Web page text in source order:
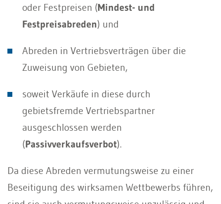
oder Festpreisen (Mindest- und
Festpreisabreden) und
Abreden in Vertriebsverträgen über die
Zuweisung von Gebieten,
soweit Verkäufe in diese durch
gebietsfremde Vertriebspartner
ausgeschlossen werden
(Passivverkaufsverbot).
Da diese Abreden vermutungsweise zu einer
Beseitigung des wirksamen Wettbewerbs führen,